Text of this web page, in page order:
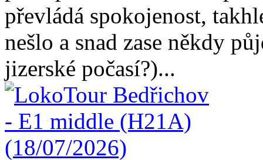
převládá spokojenost,
nešlo a snad zase někdy
jizerské počasí?)...